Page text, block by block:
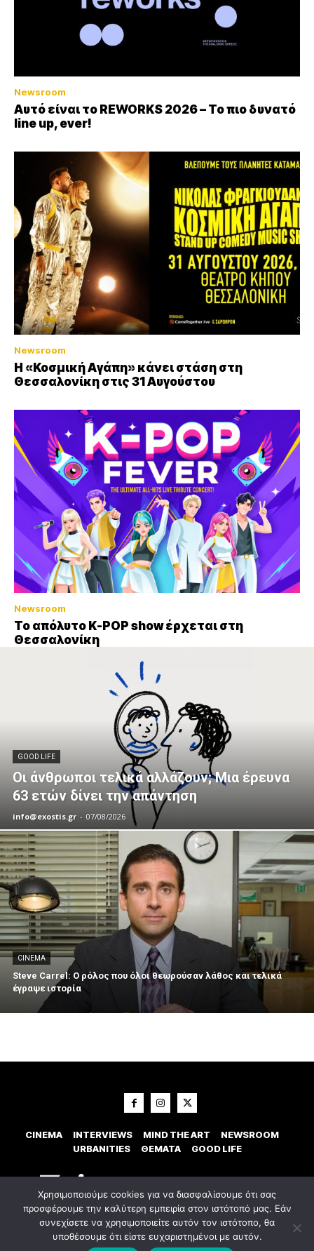
Newsroom
Αυτό είναι το REWORKS 2026 – Το πιο δυνατό
line up, ever!
Newsroom
Η «Κοσμική Αγάπη» κάνει στάση στη
Θεσσαλονίκη στις 31 Αυγούστου
Newsroom
Το απόλυτο K-POP show έρχεται στη
Θεσσαλονίκη
GOOD LIFE
Οι άνθρωποι τελικά αλλάζουν; Μια έρευνα
63 ετών δίνει την απάντηση
info@exostis.gr - 07/08/2026
CINEMA
Steve Carrel: Ο ρόλος που όλοι θεωρούσαν λάθος και τελικά
έγραψε ιστορία
CINEMA INTERVIEWS MIND THE ART
NEWSROOM
URBANITIES
ΘΕΜΑΤΑ GOOD LIFE
© 2023 Εxostispress - All right reserved. Κατασκευή Ιστοσελίδας
Χρησιμοποιούμε cookies για να διασφαλίσουμε ότι σας
προσφέρουμε την καλύτερη εμπειρία στον ιστότοπό μας. Εάν
συνεχίσετε να χρησιμοποιείτε αυτόν τον ιστότοπο, θα
υποθέσουμε ότι είστε ευχαριστημένοι με αυτόν.